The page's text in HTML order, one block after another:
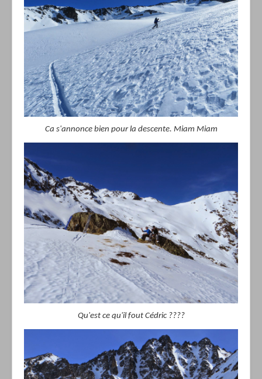
Ca s'annonce bien pour la descente. Miam Miam
Qu'est ce qu'il fout Cédric ????